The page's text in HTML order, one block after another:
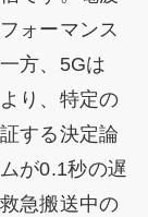
ォーマンス
方、5Gは
り、特定の
する決定論
が0.1秒の遅
急搬送中の